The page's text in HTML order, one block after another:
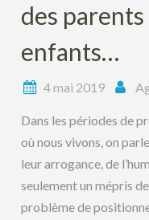
des parents
enfants…
4 mai 2019
Dans les périodes de
où nous vivons, on
leur arrogance, de
seulement un mépris
problème de